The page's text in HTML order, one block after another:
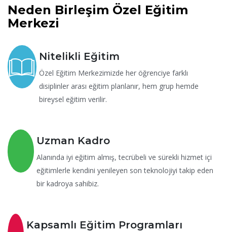
Neden Birleşim Özel Eğitim
Merkezi
Nitelikli Eğitim
Özel Eğitim Merkezimizde her öğrenciye farklı
disiplinler arası eğitim planlanır, hem grup hemde
bireysel eğitim verilir.
Uzman Kadro
Alanında iyi eğitim almış, tecrübeli ve sürekli hizmet içi
eğitimlerle kendini yenileyen son teknolojiyi takip eden
bir kadroya sahibiz.
Kapsamlı Eğitim Programları